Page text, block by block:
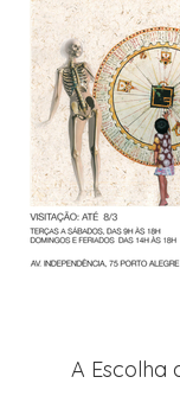
A Escolha